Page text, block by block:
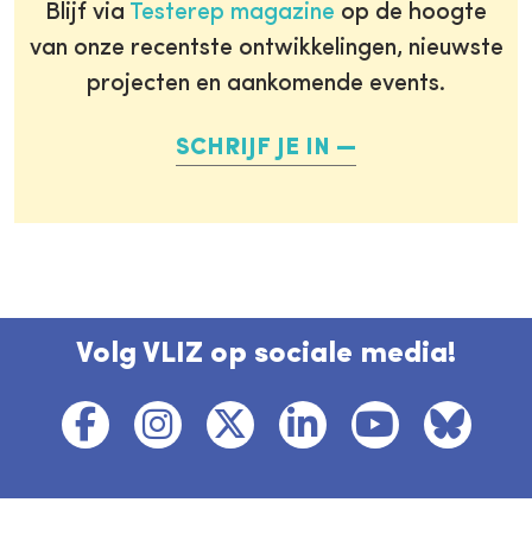
Blijf via Testerep magazine op de hoogte
van onze recentste ontwikkelingen, nieuwste
projecten en aankomende events.
SCHRIJF JE IN
Volg VLIZ op sociale media!